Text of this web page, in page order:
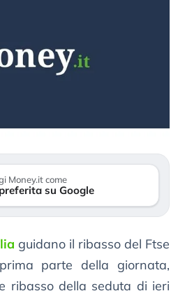
Money.it come
su Google
guidano il ribasso del Ftse
parte della giornata,
ribasso della seduta di ieri